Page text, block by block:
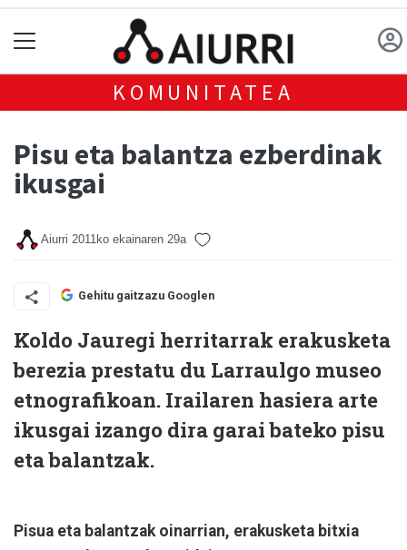
KOMUNITATEA
Pisu eta balantza ezberdinak
ikusgai
Aiurri 2011ko ekainaren 29a
Gehitu gaitzazu Googlen
Koldo Jauregi herritarrak erakusketa
berezia prestatu du Larraulgo museo
etnografikoan. Irailaren hasiera arte
ikusgai izango dira garai bateko pisu
eta balantzak.
Pisua eta balantzak oinarrian, erakusketa bitxia